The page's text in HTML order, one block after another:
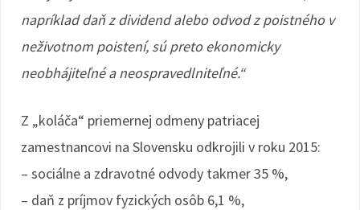
napríklad daň z dividend alebo odvod z poistného v
neživotnom poistení, sú preto ekonomicky
neobhájiteľné a neospravedlniteľné.“
Z „koláča“ priemernej odmeny patriacej
zamestnancovi na Slovensku odkrojili v roku 2015:
– sociálne a zdravotné odvody takmer 35 %,
– daň z príjmov fyzických osôb 6,1 %,